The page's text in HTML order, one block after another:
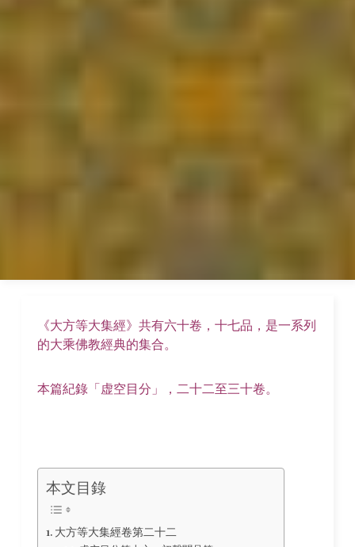
《大方等大集經》共有六十卷，十七品，是一系列
的大乘佛教經典的集合。
本篇紀錄「虚空目分」，二十二至三十卷。
本文目錄
大方等大集經卷第二十二